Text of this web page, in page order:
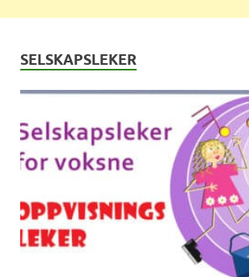
SELSKAPSLEKER